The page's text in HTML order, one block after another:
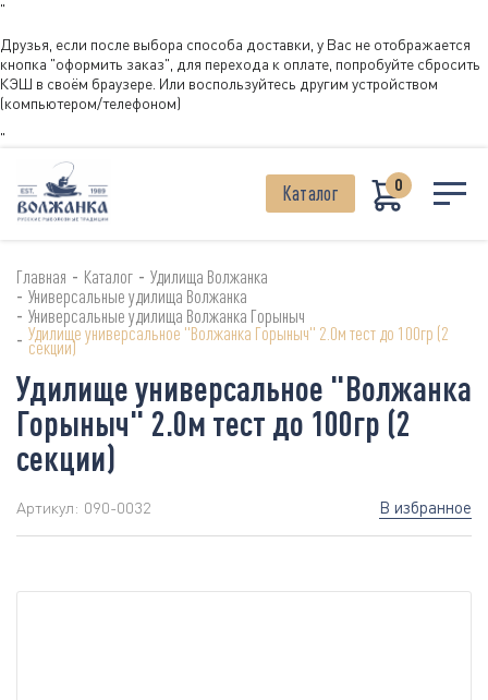
"
Друзья, если после выбора способа доставки, у Вас не отображается
кнопка "оформить заказ", для перехода к оплате, попробуйте сбросить
КЭШ в своём браузере. Или воспользуйтесь другим устройством
(компьютером/телефоном)
"
Каталог 0
Главная - Каталог - Удилища Волжанка
- Универсальные удилища Волжанка
- Универсальные удилища Волжанка Горыныч
- Удилище универсальное "Волжанка Горыныч" 2.0м тест до 100гр (2
секции)
Удилище универсальное "Волжанка
Горыныч" 2.0м тест до 100гр (2
секции)
Артикул: 090-0032 В избранное